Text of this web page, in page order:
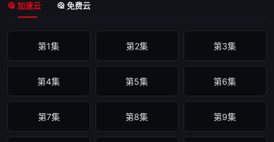
加速云 免费云
第1集 第2集 第3集
第4集 第5集 第6集
第7集 第8集 第9集